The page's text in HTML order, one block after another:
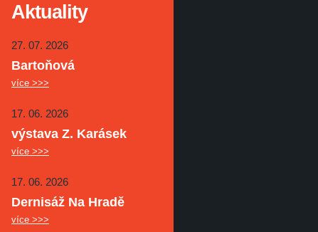
Aktuality
27. 07. 2026
Bartoňová
více >>>
17. 06. 2026
výstava Z. Karásek
více >>>
17. 06. 2026
Dernisáž Na Hradě
více >>>